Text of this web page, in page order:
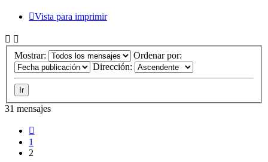
Vista para imprimir
Mostrar:
Ordenar por:
Dirección:
31 mensajes
1
2